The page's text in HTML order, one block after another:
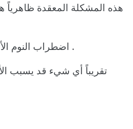
هذه المشكلة المعقدة
اضطراب النوم الأكثر شيوعاً في العالم .
تقريباً أي شيء قد يسبب